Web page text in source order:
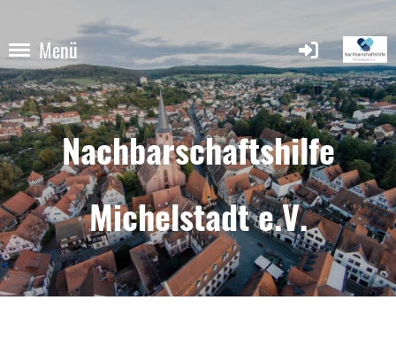
Menü
Nachbarschaftshilfe
Michelstadt e.V.